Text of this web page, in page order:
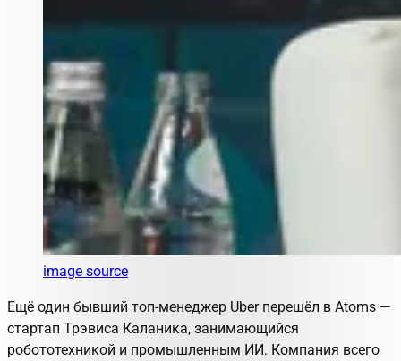
image source
Ещё один бывший топ-менеджер Uber перешёл в Atoms —
стартап Трэвиса Каланика, занимающийся
робототехникой и промышленным ИИ. Компания всего